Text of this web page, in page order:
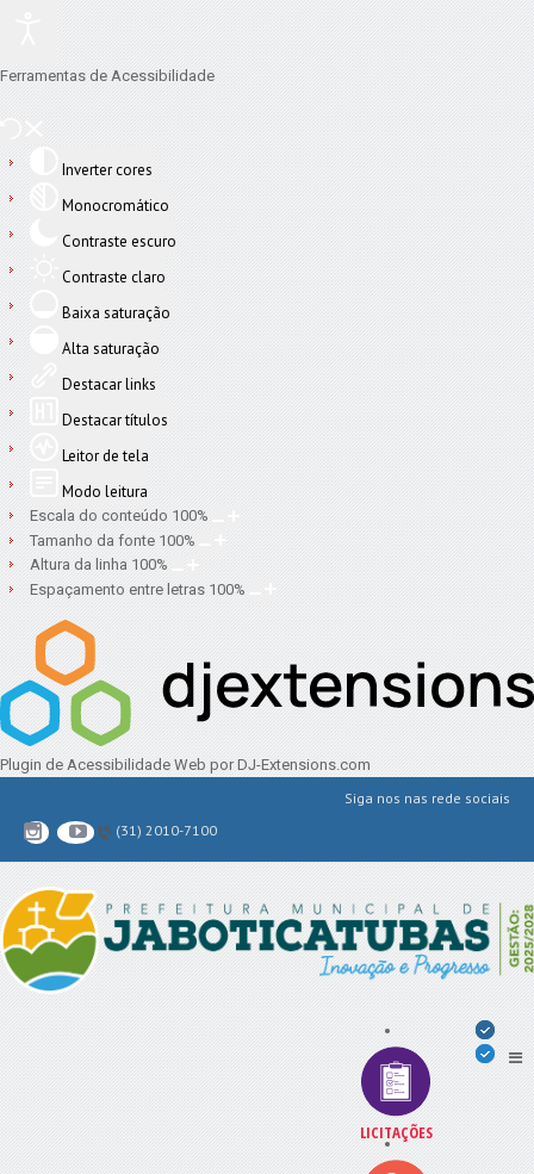
Ferramentas de Acessibilidade
Inverter cores
Monocromático
Contraste escuro
Contraste claro
Baixa saturação
Alta saturação
Destacar links
Destacar títulos
Leitor de tela
Modo leitura
Escala do conteúdo 100%
Tamanho da fonte 100%
Altura da linha 100%
Espaçamento entre letras 100%
Plugin de Acessibilidade Web por DJ-Extensions.com
Siga nos nas rede sociais
(31) 2010-7100
LICITAÇÕES